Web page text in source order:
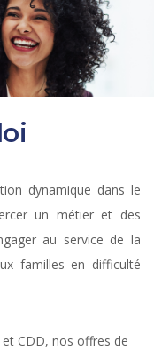
dynamique dans le
un métier et des
au service de la
familles en difficulté
CDD, nos offres de